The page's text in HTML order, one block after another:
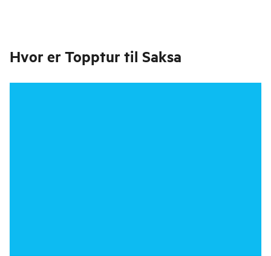
Hvor er Topptur til Saksa